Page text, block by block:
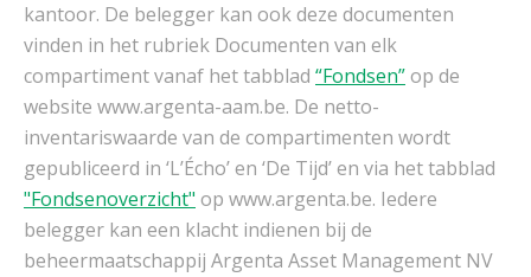
kantoor. De belegger kan ook deze documenten
vinden in het rubriek Documenten van elk
compartiment vanaf het tabblad “Fondsen”op de
website www.argenta-aam.be. De netto-
inventariswaarde van de compartimenten wordt
gepubliceerd in ‘L’Écho’ en ‘De Tijd’ en via het tabblad
"Fondsenoverzicht" op www.argenta.be. Iedere
belegger kan een klacht indienen bij de
beheermaatschappij Argenta Asset Management NV